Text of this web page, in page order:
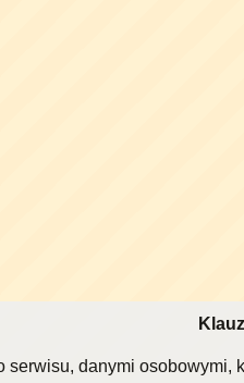
serwisu, danymi osobowymi,